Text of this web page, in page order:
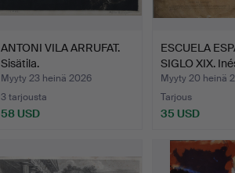
ANTONI VILA ARRUFAT.
Sisätila.
Myyty 23 heinä 2026
3 tarjousta
58 USD
ESCUELA
SIGLO XIX.
Castro…
Myyty 20 heinä
Tarjous
35 USD